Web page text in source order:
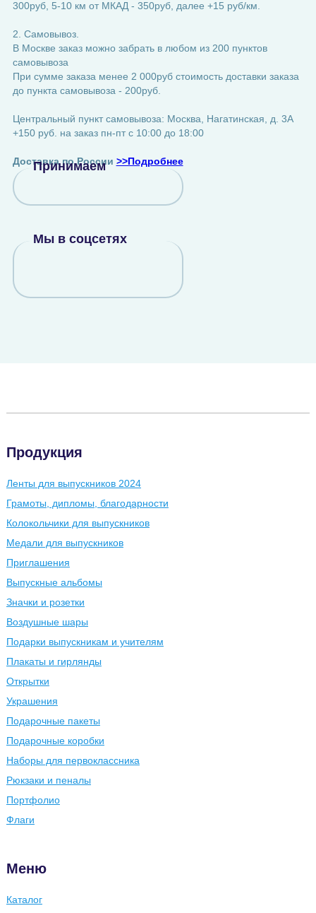
300руб, 5-10 км от МКАД - 350руб, далее +15 руб/км.
2. Самовывоз.
В Москве заказ можно забрать в любом из 200 пунктов
самовывоза
При сумме заказа менее 2 000руб стоимость доставки заказа
до пункта самовывоза - 200руб.
Центральный пункт самовывоза: Москва, Нагатинская, д. 3А
+150 руб. на заказ пн-пт с 10:00 до 18:00
Доставка по России >>Подробнее
Принимаем
Мы в соцсетях
Продукция
Ленты для выпускников 2024
Грамоты, дипломы, благодарности
Колокольчики для выпускников
Медали для выпускников
Приглашения
Выпускные альбомы
Значки и розетки
Воздушные шары
Подарки выпускникам и учителям
Плакаты и гирлянды
Открытки
Украшения
Подарочные пакеты
Подарочные коробки
Наборы для первоклассника
Рюкзаки и пеналы
Портфолио
Флаги
Меню
Каталог